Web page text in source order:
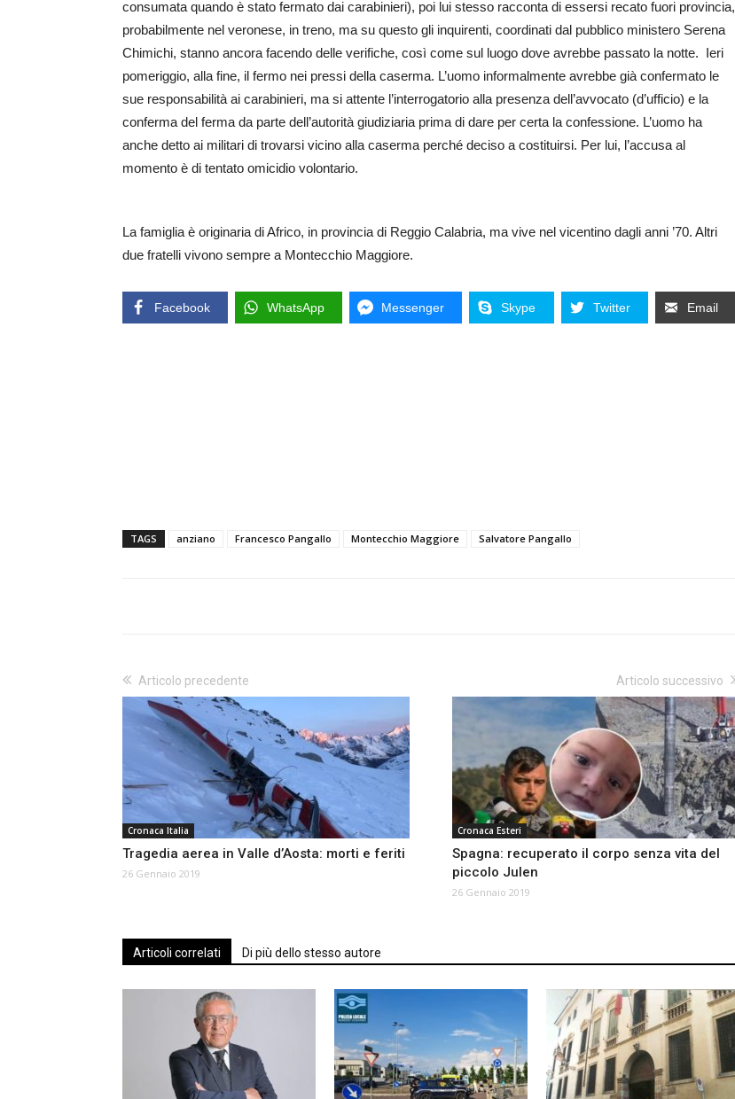
consumata quando è stato fermato dai carabinieri), poi lui stesso racconta di essersi recato fuori provincia,
probabilmente nel veronese, in treno, ma su questo gli inquirenti, coordinati dal pubblico ministero Serena
Chimichi, stanno ancora facendo delle verifiche, così come sul luogo dove avrebbe passato la notte. Ieri
pomeriggio, alla fine, il fermo nei pressi della caserma. L’uomo informalmente avrebbe già confermato le
sue responsabilità ai carabinieri, ma si attente l’interrogatorio alla presenza dell’avvocato (d’ufficio) e la
conferma del ferma da parte dell’autorità giudiziaria prima di dare per certa la confessione. L’uomo ha
anche detto ai militari di trovarsi vicino alla caserma perché deciso a costituirsi. Per lui, l’accusa al
momento è di tentato omicidio volontario.
La famiglia è originaria di Africo, in provincia di Reggio Calabria, ma vive nel vicentino dagli anni ’70. Altri
due fratelli vivono sempre a Montecchio Maggiore.
Facebook WhatsApp Messenger Skype Twitter Email
TAGS anziano Francesco Pangallo Montecchio Maggiore Salvatore Pangallo
Articolo precedente
Cronaca Italia
Tragedia aerea in Valle d’Aosta: morti e feriti
26 Gennaio 2019
Articolo successivo
Cronaca Esteri
Spagna: recuperato il corpo senza vita del
piccolo Julen
26 Gennaio 2019
Articoli correlati Di più dello stesso autore